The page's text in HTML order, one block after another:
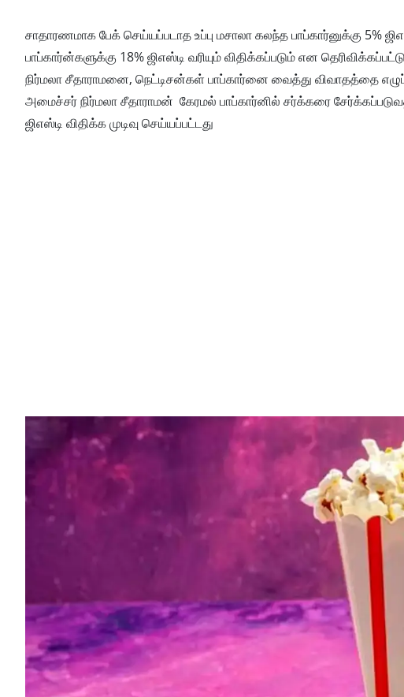
சாதாரணமாக பேக் செய்யப்படாத உப்பு மசாலா கலந்த பாப்கார்னுக்கு 5%
பாப்கார்ன்களுக்கு 18% ஜிஎஸ்டி வரியும் விதிக்கப்படும் என
நிர்மலா சீதாராமனை, நெட்டிசன்கள் பாப்கார்னை வைத்து விவாதத்தை
அமைச்சர் நிர்மலா சீதாராமன் கேரமல் பாப்கார்னில் சர்க்கரை
ஜிஎஸ்டி விதிக்க முடிவு செய்யப்பட்டது